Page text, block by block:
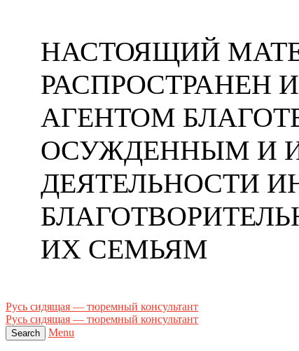
НАСТОЯЩИЙ
РАСПРОСТРАНЕН
АГЕНТОМ
ОСУЖДЕННЫМ И
ДЕЯТЕЛЬНОСТИ
ИХ СЕМЬЯМ
Русь сидящая — тюремный консультант
Русь сидящая — тюремный консультант
Search Menu